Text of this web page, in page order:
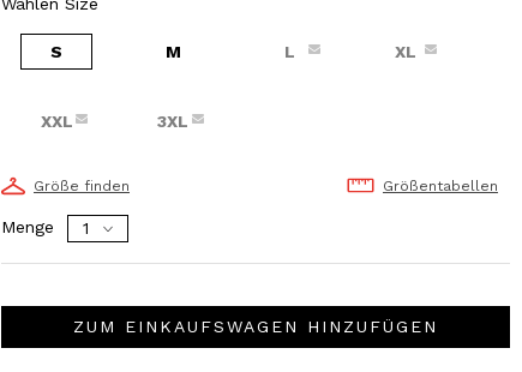
S M L XL
XXL 3XL
Größe finden Größentabellen
Menge
ZUM EINKAUFSWAGEN HINZUFÜGEN